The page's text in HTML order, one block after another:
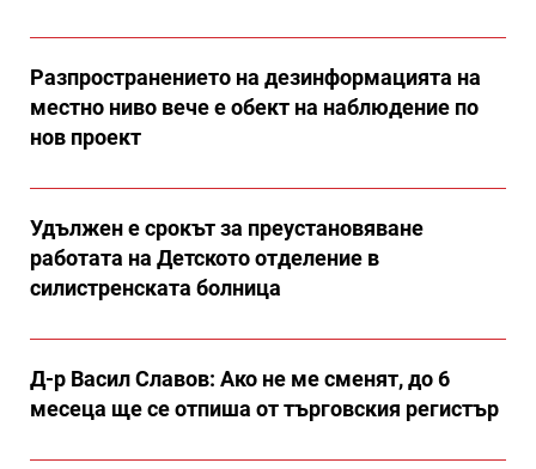
Разпространението на дезинформацията на
местно ниво вече е обект на наблюдение по
нов проект
Удължен е срокът за преустановяване
работата на Детското отделение в
силистренската болница
Д-р Васил Славов: Ако не ме сменят, до 6
месеца ще се отпиша от търговския регистър